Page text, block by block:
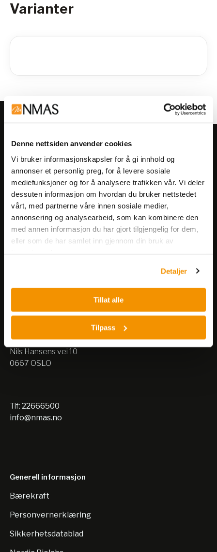
Denne nettsiden anvender cookies
Vi bruker informasjonskapsler for å gi innhold og
annonser et personlig preg, for å levere sosiale
mediefunksjoner og for å analysere trafikken vår. Vi deler
dessuten informasjon om hvordan du bruker nettstedet
vårt, med partnerne våre innen sosiale medier,
annonsering og analysearbeid, som kan kombinere den
med annen informasjon du har gjort tilgjengelig for dem,
eller som de har samlet inn gjennom din bruk av
Detaljer
Tillat alle
Tilpass
Varianter
Meld deg på vårt nyhetsbrev!
Få informasjon om produkter,
arrangementer og kampanjer.
Meld på nyhetsbrev
Nils Hansens vei 8
Lager:
Nils Hansens vei 10
0667 OSLO
Tlf: 22666500
info@nmas.no
Generell informasjon
Bærekraft
Personvernerklæring
Sikkerhetsdatablad